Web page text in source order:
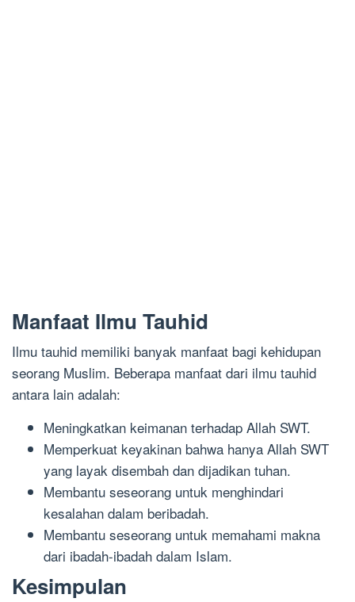
Manfaat Ilmu Tauhid
Ilmu tauhid memiliki banyak manfaat bagi kehidupan
seorang Muslim. Beberapa manfaat dari ilmu tauhid
antara lain adalah:
Meningkatkan keimanan terhadap Allah SWT.
Memperkuat keyakinan bahwa hanya Allah SWT
yang layak disembah dan dijadikan tuhan.
Membantu seseorang untuk menghindari
kesalahan dalam beribadah.
Membantu seseorang untuk memahami makna
dari ibadah-ibadah dalam Islam.
Kesimpulan